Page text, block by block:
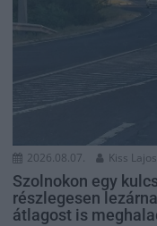
2026.08.07. Kiss Lajos
Szolnokon egy
részlegesen
átlagost is